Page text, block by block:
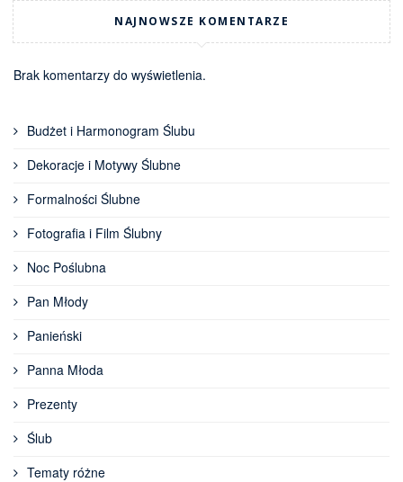
NAJNOWSZE KOMENTARZE
Brak komentarzy do wyświetlenia.
Budżet i Harmonogram Ślubu
Dekoracje i Motywy Ślubne
Formalności Ślubne
Fotografia i Film Ślubny
Noc Poślubna
Pan Młody
Panieński
Panna Młoda
Prezenty
Ślub
Tematy różne